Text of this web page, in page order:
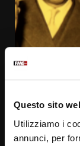
Questo sito
Utilizziamo i
annunci, per
Un minuto con